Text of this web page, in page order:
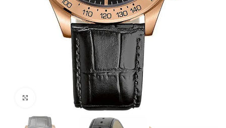
Click to enlarge